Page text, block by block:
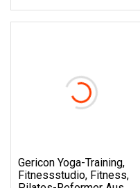
Gericon Yoga-Training,
Fitnessstudio, Fitness,